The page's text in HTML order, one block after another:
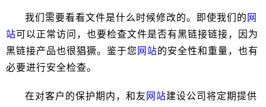
我们需要看看文件是什么时候修改的。即使我们的 网
站可以正常访问，也要检查文件是否有黑链接链接，因为
黑链接产品也很猖獗。鉴于您 网站的安全性和重量，也有
必要进行安全检查。
在对客户的保护期内，和友 网站建设公司将定期提供